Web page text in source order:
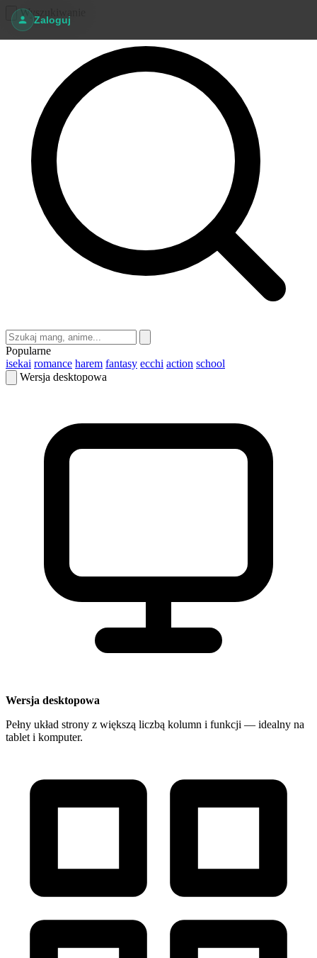
Zaloguj
Wyszukiwanie
Popularne
isekai romance harem fantasy ecchi action school
Wersja desktopowa
Wersja desktopowa
Pełny układ strony z większą liczbą kolumn i funkcji — idealny na
tablet i komputer.